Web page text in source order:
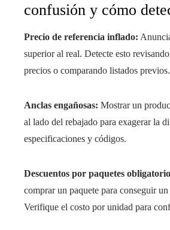
confusión y cómo
Precio de referencia inflado:
superior al real. Detecte esto
precios o comparando listados previos.
Anclas engañosas: Mostrar un
al lado del rebajado para exagerar la
especificaciones y códigos.
Descuentos por paquetes
comprar un paquete para conseguir
Verifique el costo por unidad para